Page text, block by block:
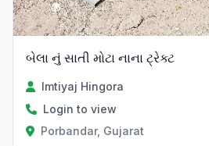
બેલા નું સાતી મોટા નાના ટ્રેક્ટ
Imtiyaj Hingora
Login to view
Porbandar, Gujarat